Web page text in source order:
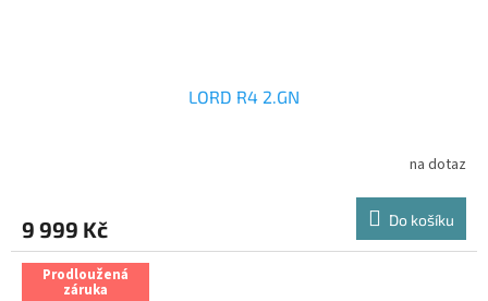
LORD R4 2.GN
na dotaz
9 999 Kč Do košíku
Prodloužená
záruka